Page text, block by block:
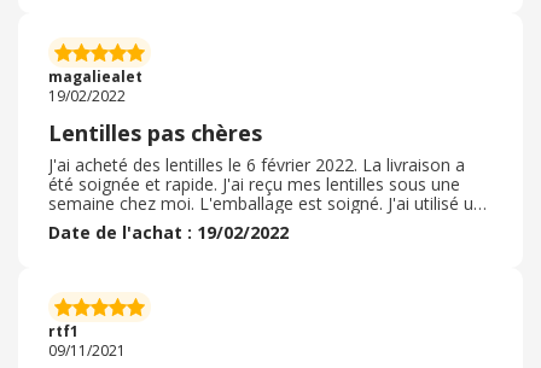
proposé par EbuyClub, ce qui n'est pas négligeable
puisque le plafond de ma mutuelle concernant mon
remboursement de lentille est peu élevé. Les prix sur le
site sont très attractifs, je ne peux que recommander !
magaliealet
19/02/2022
Lentilles pas chères
J'ai acheté des lentilles le 6 février 2022. La livraison a
été soignée et rapide. J'ai reçu mes lentilles sous une
semaine chez moi. L'emballage est soigné. J'ai utilisé un
code promo de 10%. Le service clients et après-vente
est très réactif. Cela est très appréciable! Les lentilles
pour l'achat de lentilles. Il propose également des
gouttes hydratantes pour les yeux ce qui est
recommandé quand on porte des lentilles. Leur offre est
donc complète et on peut se faire rembourser sans
Date de l'achat : 19/02/2022
rtf1
09/11/2021